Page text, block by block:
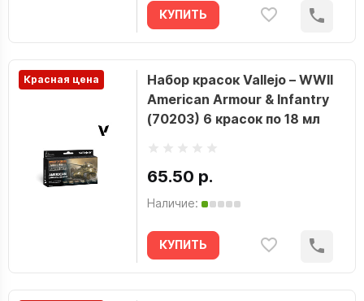
КУПИТЬ
Красная цена
Набор красок Vallejo – WWII
American Armour & Infantry
(70203) 6 красок по 18 мл
65.50 р.
Наличие:
КУПИТЬ